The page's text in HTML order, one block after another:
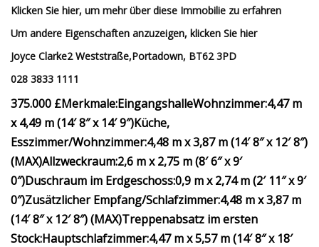
Klicken Sie hier, um mehr über diese Immobilie zu erfahren
Um andere Eigenschaften anzuzeigen, klicken Sie hier
Joyce Clarke2 Weststraße,Portadown, BT62 3PD
028 3833 1111
375.000 £Merkmale:EingangshalleWohnzimmer:4,47 m
x 4,49 m (14′ 8″ x 14′ 9″)Küche,
Esszimmer/Wohnzimmer:4,48 m x 3,87 m (14′ 8″ x 12′ 8″)
(MAX)Allzweckraum:2,6 m x 2,75 m (8′ 6″ x 9′
0″)Duschraum im Erdgeschoss:0,9 m x 2,74 m (2′ 11″ x 9′
0″)Zusätzlicher Empfang/Schlafzimmer:4,48 m x 3,87 m
(14′ 8″ x 12′ 8″) (MAX)Treppenabsatz im ersten
Stock:Hauptschlafzimmer:4,47 m x 5,57 m (14′ 8″ x 18′